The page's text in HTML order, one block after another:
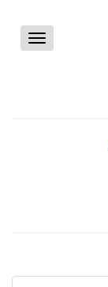
Toggle